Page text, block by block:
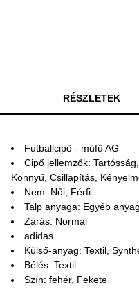
RÉSZLETEK
Futballcipő - műfű AG
Cipő jellemzők:
Könnyű, Csillapítás,
Nem: Női, Férfi
Talp anyaga: Egyéb
Zárás: Normal
adidas
Külső-anyag: Textil,
Bélés: Textil
Szín: fehér, Fekete